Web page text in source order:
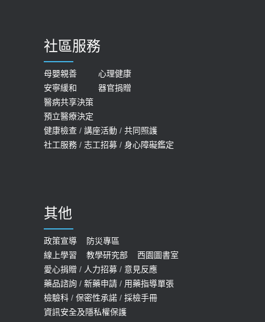
2026-05-21
女性必看國健署公費懶人包！這幾項檢
查完全免費 沒做虧大了
2026-05-14
膝蓋退化有9大部位 骨科醫坦言：不
一定得換人工關節
2019-10-08
20歲迪士尼男星因癲癇猝逝 老人小
孩最好發、醫師點出8大前兆
2019-07-09
預約
2022-01-07
114年【公費流感及新冠疫苗】門診
預約
2025-09-30
社區服務
母嬰親善
心理健康
安寧緩和
器官捐贈
醫病共享決策
預立醫療決定
健康檢查 / 講座活動 / 共同照護
社工服務 / 志工招募 / 身心障礙鑑定
其他
政策宣導
防災專區
線上學習
教學研究部
西園圖書室
愛心捐贈 / 人力招募 / 意見反應
藥品諮詢 / 新藥申請 / 用藥指導單張
檢驗科 / 保密性承諾 / 採檢手冊
資訊安全及隱私權保護